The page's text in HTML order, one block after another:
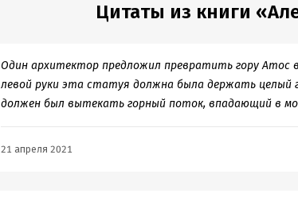
Цитаты из книги
Один архитектор предложил превратить гору Атос
левой руки эта статуя должна была держать целый
должен был вытекать горный поток, впадающий в
21 апреля 2021